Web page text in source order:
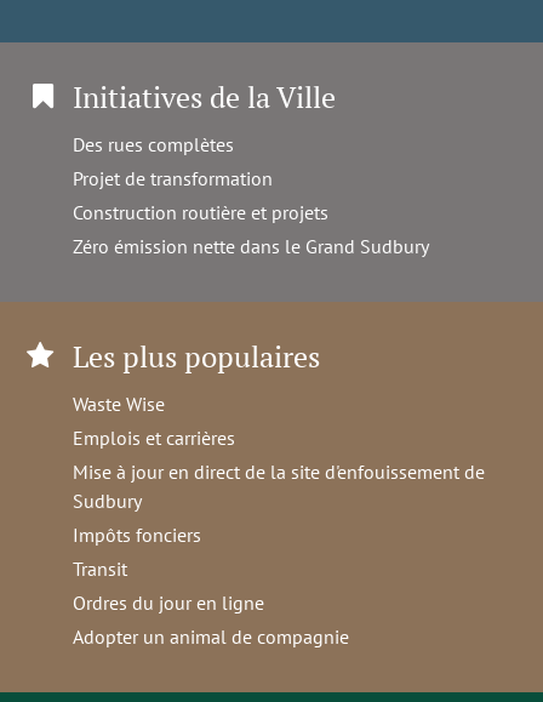
Initiatives de la Ville
Des rues complètes
Projet de transformation
Construction routière et projets
Zéro émission nette dans le Grand Sudbury
Les plus populaires
Waste Wise
Emplois et carrières
Mise à jour en direct de la site d'enfouissement de
Sudbury
Impôts fonciers
Transit
Ordres du jour en ligne
Adopter un animal de compagnie